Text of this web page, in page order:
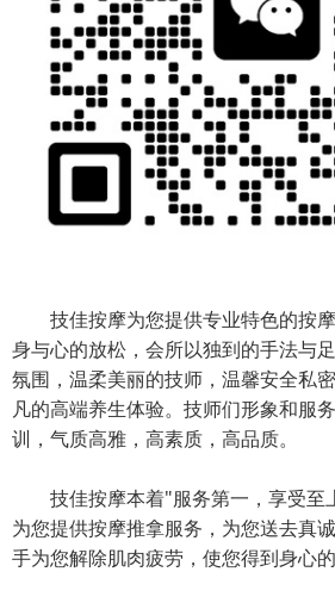
技佳按摩为您提供专业特色的按
身与心的放松，会所以独到的手法与
氛围，温柔美丽的技师，温馨安全私
凡的高端养生体验。技师们形象和服
训，气质高雅，高素质，高品质。
技佳按摩本着"服务第一，享受至
为您提供按摩推拿服务，为您送去真
手为您解除肌肉疲劳，使您得到身心的